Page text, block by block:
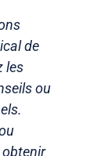
de
les
ou